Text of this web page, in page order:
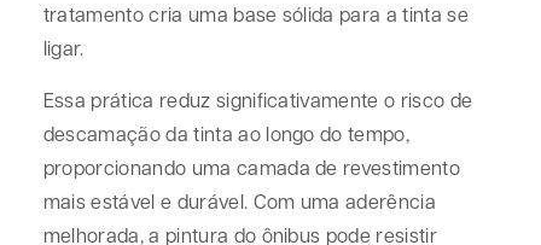
tratamento cria uma base sólida para a tinta se
ligar.
Essa prática reduz significativamente o risco de
descamação da tinta ao longo do tempo,
proporcionando uma camada de revestimento
mais estável e durável. Com uma aderência
melhorada, a pintura do ônibus pode resistir